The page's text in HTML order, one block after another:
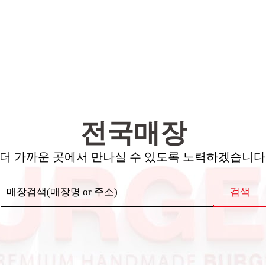
전국매장
더 가까운 곳에서 만나실 수 있도록 노력하겠습니
검색